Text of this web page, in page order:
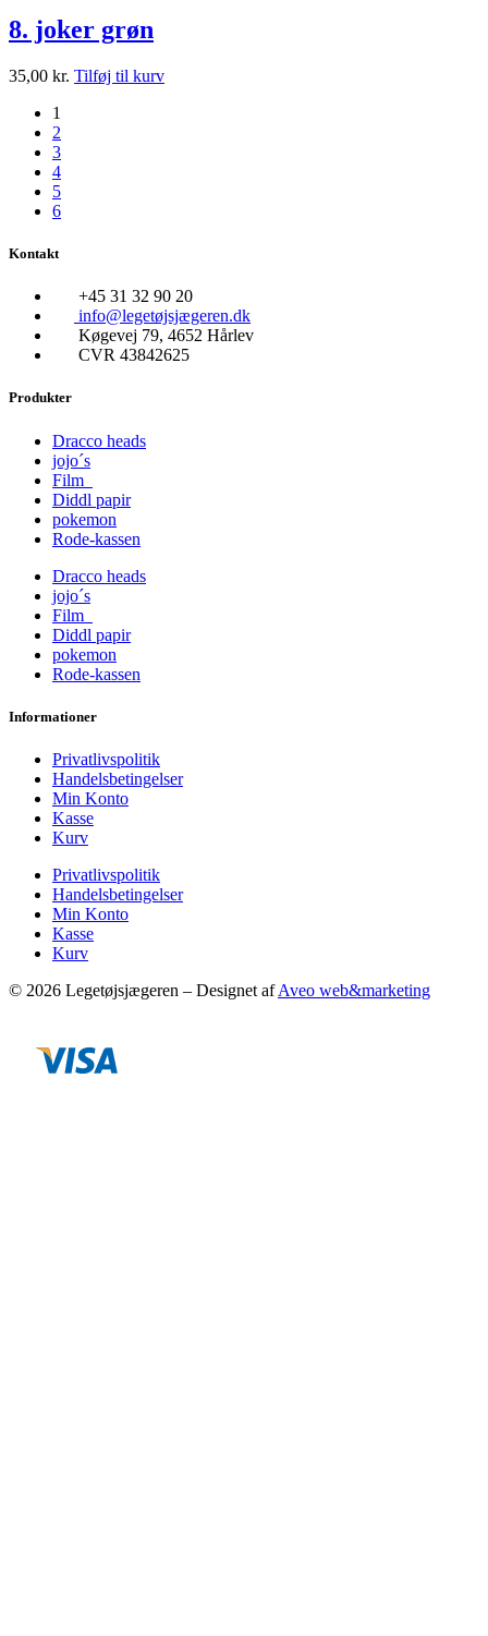
8. joker grøn
35,00 kr. Tilføj til kurv
1
2
3
4
5
6
Kontakt
+45 31 32 90 20
info@legetøjsjægeren.dk
Køgevej 79, 4652 Hårlev
CVR 43842625
Produkter
Dracco heads
jojo´s
Film
Diddl papir
pokemon
Rode-kassen
Dracco heads
jojo´s
Film
Diddl papir
pokemon
Rode-kassen
Informationer
Privatlivspolitik
Handelsbetingelser
Min Konto
Kasse
Kurv
Privatlivspolitik
Handelsbetingelser
Min Konto
Kasse
Kurv
© 2026 Legetøjsjægeren – Designet afAveo web&marketing